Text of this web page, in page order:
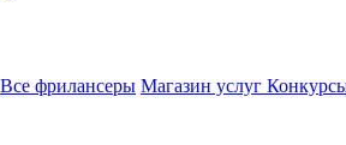
Все фрилансеры Магазин услуг